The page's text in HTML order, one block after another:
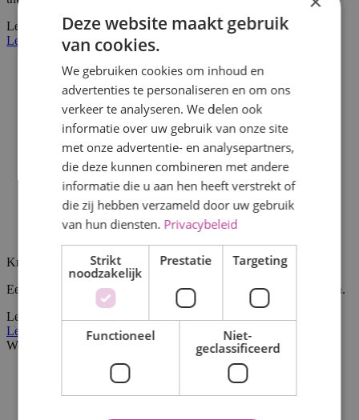
Lees verder
Lees verder
Kraamtijd
Een mooie en spannende periode waarin wij voor jullie klaar staan.
Lees verder
Lees verder
Werkwijze New Care kraamzorg
Deze website maakt gebruik
van cookies.
We gebruiken cookies om inhoud en
advertenties te personaliseren en om ons
verkeer te analyseren. We delen ook
informatie over uw gebruik van onze site
met onze advertentie- en analysepartners,
die deze kunnen combineren met andere
informatie die u aan hen heeft verstrekt of
die zij hebben verzameld door uw gebruik
van hun diensten. Privacybeleid
Strikt
noodzakelijk
Prestatie Targeting
Functioneel
Niet-
geclassificeerd